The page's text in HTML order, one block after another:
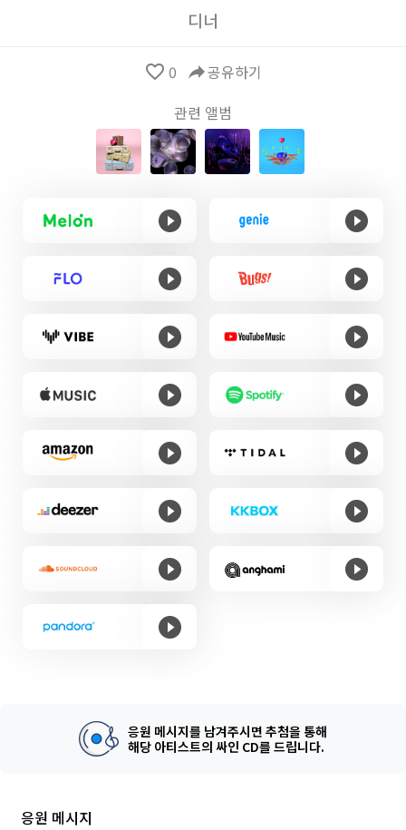
디너
favorite_border 0 reply공유하기
관련 앨범
응원 메시지를 남겨주시면 추첨을 통해
해당 아티스트의 싸인 CD를 드립니다.
응원 메시지